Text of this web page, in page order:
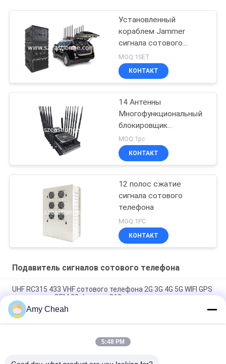
Установленный
кораблем Jammer
сигнала сотового
телефона
дистанционного
управления GSM 3G 4G
MOQ:1SET
КОНТАКТ
14 Антенны
Многофункциональный
блокировщик
мобильных телефонов
GPS VHF UHF
Интерференция 5-80m
MOQ:1pc
КОНТАКТ
12 полос сжатие
сигнала сотового
телефона
MOQ:1PC
КОНТАКТ
Подавитель сигналов сотового телефона
UHF RC315 433 VHF сотового телефона 2G 3G 4G 5G WIFI GPS
диапазонов OEM 20 Jammer 868 сигналов
40W средняя сила 1-50m Jammer сигнала сотового
телефона 8 каналов для тюрьмы
Крытый всенаправленный блокатор Jammer 33dBm 4Band
Amy Cheah
5:48 PM